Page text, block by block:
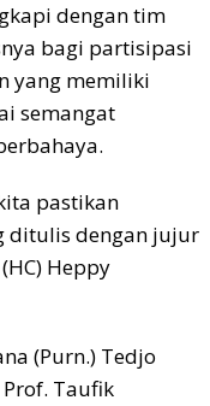
dengan tim
bagi partisipasi
yang memiliki
semangat
pastikan
ditulis dengan jujur
Heppy
(Purn.) Tedjo
Taufik